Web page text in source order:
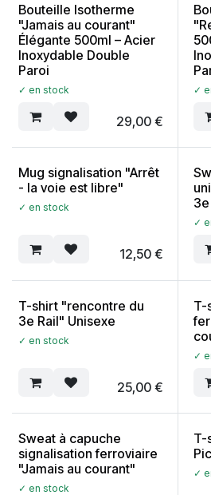
Bouteille Isotherme
"Jamais au courant"
Élégante 500ml – Acier
Inoxydable Double
Paroi
✓ en stock
29,00€
✓
Mug signalisation "Arrêt
- la voie est libre"
✓ en stock
12,50€
✓
T-shirt "rencontre du
3e Rail" Unisexe
✓ en stock
25,00€
T-
✓
Sweat à capuche
signalisation ferroviaire
"Jamais au courant"
✓ en stock
T-
✓